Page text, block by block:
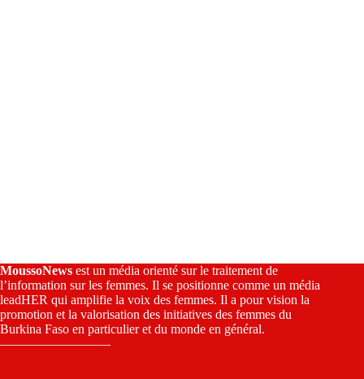
MoussoNews est un média orienté sur le traitement de
l’information sur les femmes. Il se positionne comme un média
leadHER qui amplifie la voix des femmes. Il a pour vision la
promotion et la valorisation des initiatives des femmes du
Burkina Faso en particulier et du monde en général.
————————–